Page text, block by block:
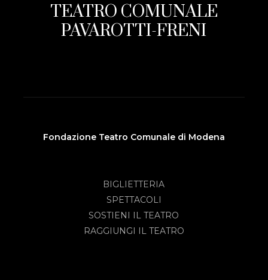
TEATRO COMUNALE
PAVAROTTI-FRENI
Fondazione Teatro Comunale di Modena
BIGLIETTERIA
SPETTACOLI
SOSTIENI IL TEATRO
RAGGIUNGI IL TEATRO